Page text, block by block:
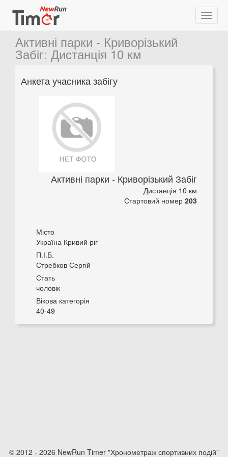
Активні парки - Криворізький
Забіг: Дистанція 10 км
Анкета учасника забігу
Активні парки - Криворізький Забіг
Дистанція 10 км
Стартовий номер 203
Місто
Україна Кривий ріг
П.І.Б.
Стребков Сергій
Стать
чоловік
Вікова категорія
40-49
© 2012 - 2026 NewRun Timer "Хронометраж спортивних подій"